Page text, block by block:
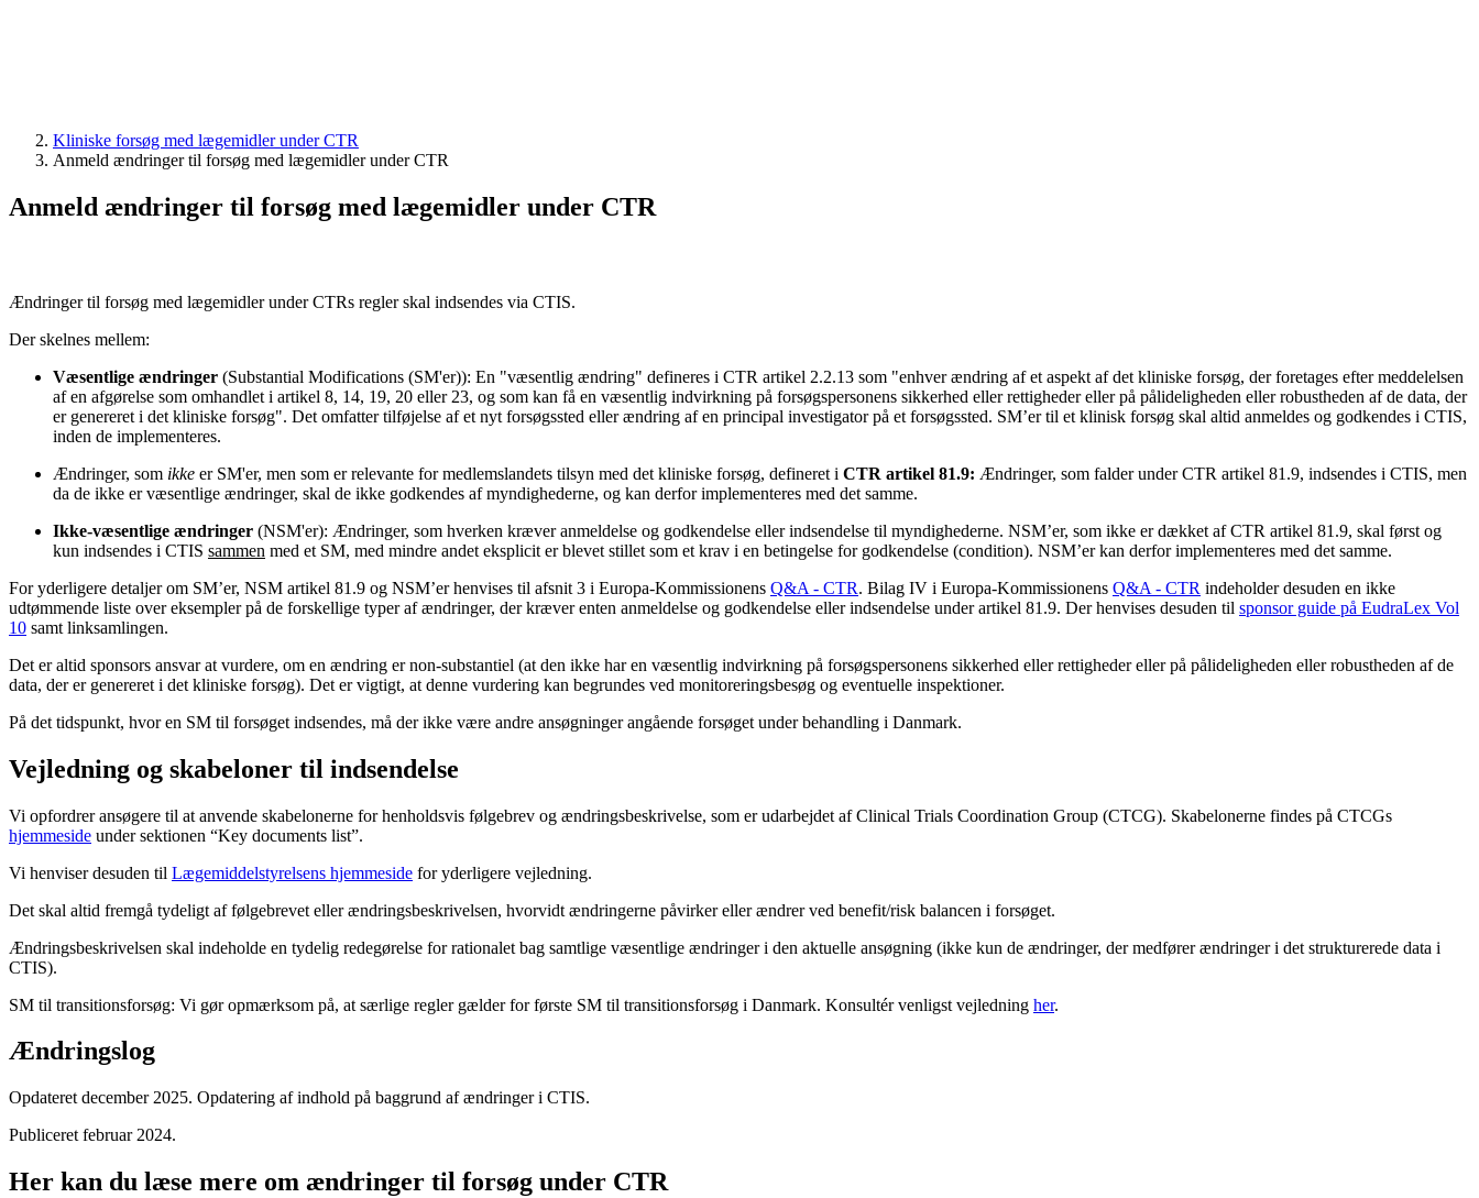
Kliniske forsøg med lægemidler under CTR
Anmeld ændringer til forsøg med lægemidler under CTR
Anmeld ændringer til forsøg med lægemidler under CTR
Ændringer til forsøg med lægemidler under CTRs regler skal indsendes via CTIS.
Der skelnes mellem:
Væsentlige ændringer (Substantial Modifications (SM'er)): En "væsentlig ændring" defineres i CTR artikel 2.2.13 som "enhver ændring af et aspekt af det kliniske forsøg, der foretages efter meddelelsen
af en afgørelse som omhandlet i artikel 8, 14, 19, 20 eller 23, og som kan få en væsentlig indvirkning på forsøgspersonens sikkerhed eller rettigheder eller på pålideligheden eller robustheden af de data, der
er genereret i det kliniske forsøg". Det omfatter tilføjelse af et nyt forsøgssted eller ændring af en principal investigator på et forsøgssted. SM’er til et klinisk forsøg skal altid anmeldes og godkendes i CTIS,
inden de implementeres.
Ændringer, som ikke er SM'er, men som er relevante for medlemslandets tilsyn med det kliniske forsøg, defineret i CTR artikel 81.9: Ændringer, som falder under CTR artikel 81.9, indsendes i CTIS, men
da de ikke er væsentlige ændringer, skal de ikke godkendes af myndighederne, og kan derfor implementeres med det samme.
Ikke-væsentlige ændringer (NSM'er): Ændringer, som hverken kræver anmeldelse og godkendelse eller indsendelse til myndighederne. NSM’er, som ikke er dækket af CTR artikel 81.9, skal først og
kun indsendes i CTIS sammen med et SM, med mindre andet eksplicit er blevet stillet som et krav i en betingelse for godkendelse (condition). NSM’er kan derfor implementeres med det samme.
For yderligere detaljer om SM’er, NSM artikel 81.9 og NSM’er henvises til afsnit 3 i Europa-Kommissionens Q&A - CTR. Bilag IV i Europa-Kommissionens Q&A - CTR indeholder desuden en ikke
udtømmende liste over eksempler på de forskellige typer af ændringer, der kræver enten anmeldelse og godkendelse eller indsendelse under artikel 81.9. Der henvises desuden til sponsor guide på EudraLex Vol
10 samt linksamlingen.
Det er altid sponsors ansvar at vurdere, om en ændring er non-substantiel (at den ikke har en væsentlig indvirkning på forsøgspersonens sikkerhed eller rettigheder eller på pålideligheden eller robustheden af de
data, der er genereret i det kliniske forsøg). Det er vigtigt, at denne vurdering kan begrundes ved monitoreringsbesøg og eventuelle inspektioner.
På det tidspunkt, hvor en SM til forsøget indsendes, må der ikke være andre ansøgninger angående forsøget under behandling i Danmark.
Vejledning og skabeloner til indsendelse
Vi opfordrer ansøgere til at anvende skabelonerne for henholdsvis følgebrev og ændringsbeskrivelse, som er udarbejdet af Clinical Trials Coordination Group (CTCG). Skabelonerne findes på CTCGs
hjemmeside under sektionen “Key documents list”.
Vi henviser desuden til Lægemiddelstyrelsens hjemmeside for yderligere vejledning.
Det skal altid fremgå tydeligt af følgebrevet eller ændringsbeskrivelsen, hvorvidt ændringerne påvirker eller ændrer ved benefit/risk balancen i forsøget.
Ændringsbeskrivelsen skal indeholde en tydelig redegørelse for rationalet bag samtlige væsentlige ændringer i den aktuelle ansøgning (ikke kun de ændringer, der medfører ændringer i det strukturerede data i
CTIS).
SM til transitionsforsøg: Vi gør opmærksom på, at særlige regler gælder for første SM til transitionsforsøg i Danmark. Konsultér venligst vejledning her.
Ændringslog
Opdateret december 2025. Opdatering af indhold på baggrund af ændringer i CTIS.
Publiceret februar 2024.
Her kan du læse mere om ændringer til forsøg under CTR